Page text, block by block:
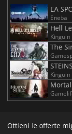
EA
Eneba
Hell
Kinguin
The
Kinguin
Ottieni le offerte